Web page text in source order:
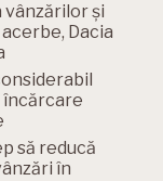
și
Dacia
să reducă
în